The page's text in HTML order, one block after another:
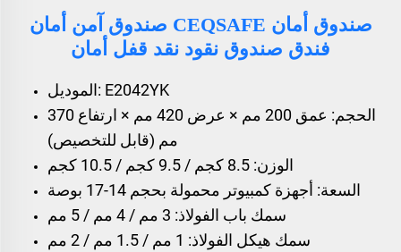
صندوق أمان CEQSAFE صندوق آمن أمان
فندق صندوق نقود نقد قفل أمان
الموديل: E2042YK
الحجم: عمق 200 مم × عرض 420 مم × ارتفاع 370
مم (قابل للتخصيص)
الوزن: 8.5 كجم / 9.5 كجم / 10.5 كجم
السعة: أجهزة كمبيوتر محمولة بحجم 14-17 بوصة
سمك باب الفولاذ: 3 مم / 4 مم / 5 مم
سمك هيكل الفولاذ: 1 مم / 1.5 مم / 2 مم